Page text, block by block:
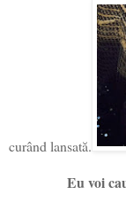
curând lansată.
Eu voi